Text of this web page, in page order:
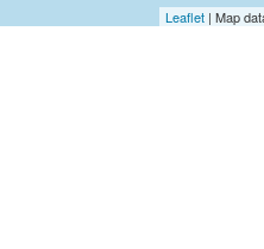
Leaflet | Map